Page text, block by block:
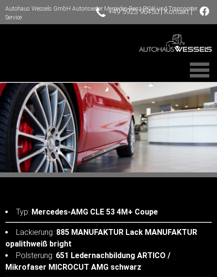
Autohaus Wessels GmbH Autorisierter Mercedes-Benz PKW und Transporter
Service
+49 5923 96450|Kontakt|
Typ: Mercedes-AMG CLE 53 4M+ Coupe
Lackierung: 885 MANUFAKTUR Lack MANUFAKTUR
opalithweiß bright
Polsterung: 651 Ledernachbildung ARTICO /
Mikrofaser MICROCUT AMG schwarz